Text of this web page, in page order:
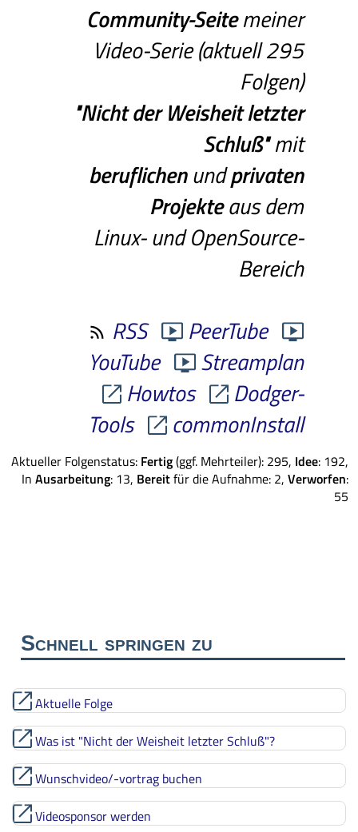
Community-Seitemeiner
Video-Serie (aktuell 295
Folgen)
"Nichtder Weisheitletzter
Schluß"mit
beruflichenundprivaten
Projekteaus dem
Linux- und OpenSource-
Bereich
RSS
PeerTube
YouTube
Streamplan
Howtos
Dodger-
Tools
commonInstall
Aktueller Folgenstatus: Fertig(ggf. Mehrteiler): 295, Idee: 192,
In Ausarbeitung: 13, Bereitfür die Aufnahme: 2, Verworfen:
55
Schnell springen zu
Aktuelle Folge
Was ist "Nicht der Weisheit letzter Schluß"?
Wunschvideo/-vortrag buchen
Videosponsor werden